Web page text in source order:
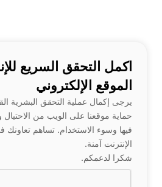
اكمل التحقق السريع
الموقع الإلكتروني
يرجى إكمال عملية التحقق البشرية
حماية موقعنا على الويب من
فيها وسوء الاستخدام. تساهم تعاونك
الإنترنت آمنة.
شكرا لدعمكم.